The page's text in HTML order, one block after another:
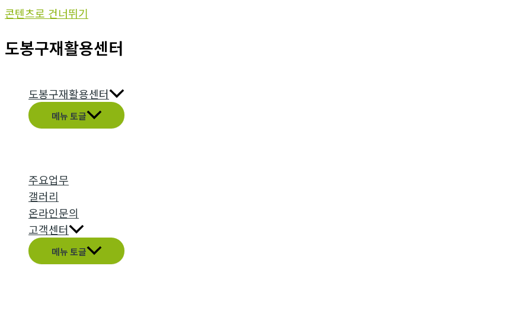
콘텐츠로 건너뛰기
도봉구재활용센터
도봉구재활용센터
메뉴 토글
주요업무
갤러리
온라인문의
고객센터
메뉴 토글